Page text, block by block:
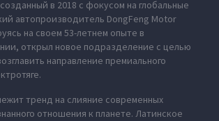
в 2018 с фокусом на глобальные
автопроизводитель DongFeng Motor
на своем 53-летнем опыте в
открыл новое подразделение с целью
направление премиального
тренд на слияние современных
отношения к планете. Латинское